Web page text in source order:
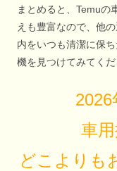
まとめると、Temuの
えも豊富なので、他
内をいつも清潔に保
機を見つけてみてくだ
2026
車
どこよりも